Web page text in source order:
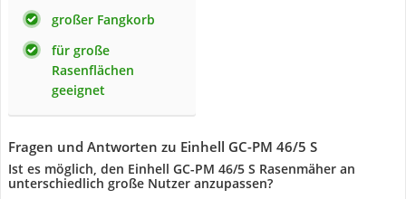
großer Fangkorb
für große
Rasenflächen
geeignet
Fragen und Antworten zu Einhell GC-PM 46/5 S
Ist es möglich, den Einhell GC-PM 46/5 S Rasenmäher an
unterschiedlich große Nutzer anzupassen?